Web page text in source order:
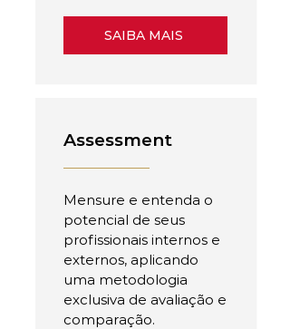
SAIBA MAIS
Assessment
Mensure e entenda o
potencial de seus
profissionais internos e
externos, aplicando
uma metodologia
exclusiva de avaliação e
comparação.